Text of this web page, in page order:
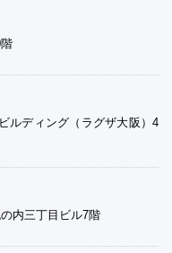
ルディング（ラグザ大阪）4
内三丁目ビル7階